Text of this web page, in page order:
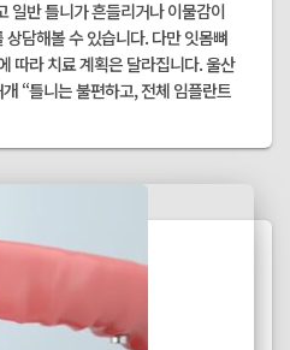
일반 틀니가 흔들리거나 이물감이
담해볼 수 있습니다. 다만 잇몸뼈
따라 치료 계획은 달라집니다. 울산
“틀니는 불편하고, 전체 임플란트